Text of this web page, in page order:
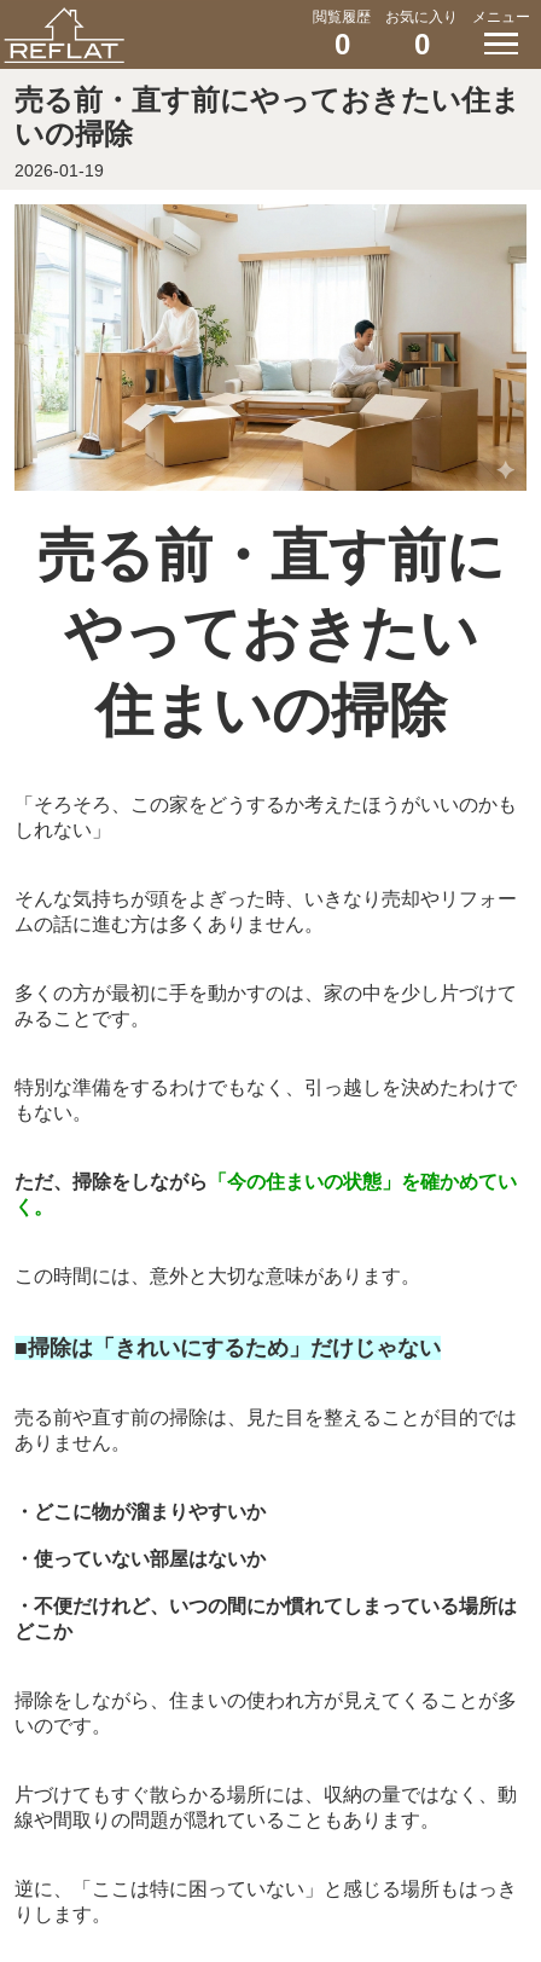
閲覧履歴
0
お気に入り
0
メニュー
売る前・直す前にやっておきたい住ま
いの掃除
2026-01-19
売る前・直す前に
やっておきたい
住まいの掃除
「そろそろ、この家をどうするか考えたほうがいいのかも
しれない」
そんな気持ちが頭をよぎった時、 いきなり売却やリフォー
ムの話に進む方は多くありません。
多くの方が最初に手を動かすのは、 家の中を少し片づけて
みることです。
特別な準備をするわけでもなく、 引っ越しを決めたわけで
もない。
ただ、掃除をしながら
「今の住まいの状態」を確かめてい
く。
この時間には、意外と大切な意味があります。
■掃除は「きれいにするため」だけじゃない
売る前や直す前の掃除は、
見た目を整えることが目的では
ありません。
・どこに物が溜まりやすいか
・使っていない部屋はないか
・不便だけれど、いつの間にか慣れてしまっている場所は
どこか
掃除をしながら、 住まいの使われ方が見えてくることが多
いのです。
片づけてもすぐ散らかる場所には、 収納の量ではなく、動
線や間取りの問題が隠れていることもあります。
逆に、「ここは特に困っていない」と感じる場所もはっき
りします。